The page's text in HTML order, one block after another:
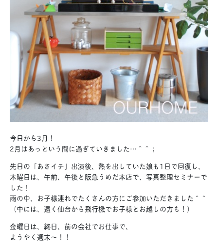
今日から3月！
2月はあっという間に過ぎていきました…＾＾；
先日の「あさイチ」出演後、熱を出していた娘も1日で回復し、
木曜日は、午前、午後と阪急うめだ本店で、写真整理セミナーで
した！
雨の中、お子様連れでたくさんの方にご参加いただきました＾＾
（中には、遠く仙台から飛行機でお子様とお越しの方も！）
金曜日は、終日、前の会社でお仕事で、
ようやく週末〜！！